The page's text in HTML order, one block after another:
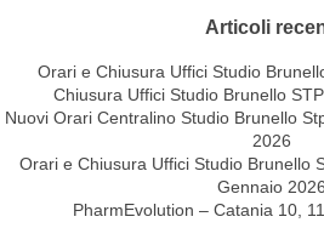
Articoli
Orari e Chiusura Uffici Studio
Chiusura Uffici Studio Brunello
Nuovi Orari Centralino Studio Brunello
2026
Orari e Chiusura Uffici Studio Brunello
Gennaio 2026
PharmEvolution – Catania 10,